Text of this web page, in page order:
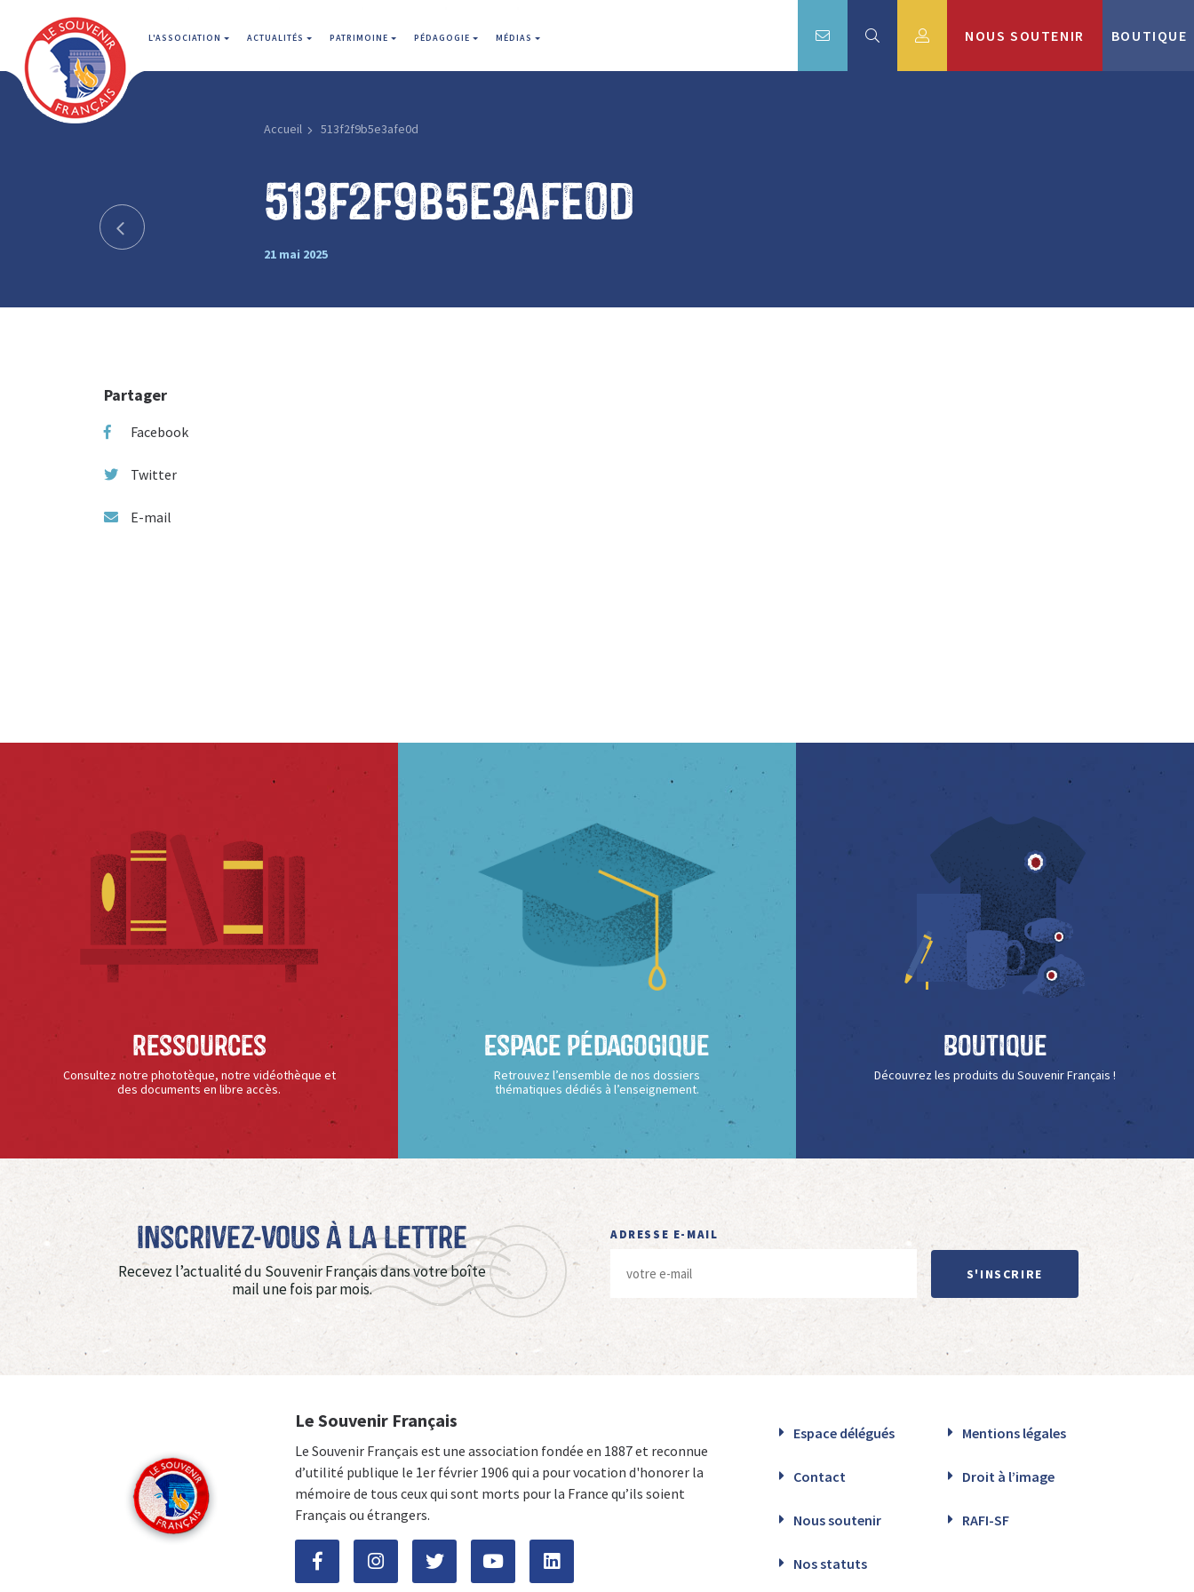
L'ASSOCIATION ACTUALITÉS PATRIMOINE PÉDAGOGIE MÉDIAS NOUS SOUTENIR BOUTIQUE
Accueil 513f2f9b5e3afe0d
513f2f9b5e3afe0d
21 mai 2025
Partager
Facebook
Twitter
E-mail
Ressources
Consultez notre phototèque, notre vidéothèque et
des documents en libre accès.
Espace Pédagogique
Retrouvez l’ensemble de nos dossiers
thématiques dédiés à l’enseignement.
Boutique
Découvrez les produits du Souvenir Français !
Inscrivez-vous à La Lettre
Recevez l’actualité du Souvenir Français dans votre boîte
mail une fois par mois.
ADRESSE E-MAIL
S'INSCRIRE
Le Souvenir Français
Le Souvenir Français est une association fondée en 1887 et reconnue
d’utilité publique le 1er février 1906 qui a pour vocation d'honorer la
mémoire de tous ceux qui sont morts pour la France qu’ils soient
Français ou étrangers.
Espace délégués Mentions légales
Contact Droit à l’image
Nous soutenir RAFI-SF
Nos statuts